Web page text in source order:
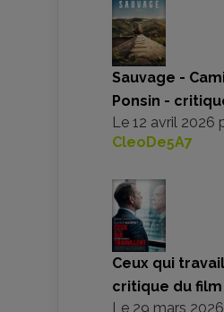
Sauvage -
Ponsin -
Le 12 avril 2026
CleoDe5A7
Ceux qui
critique du film
Le 29 mars 2026